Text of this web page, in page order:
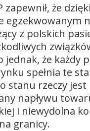
zapewnił, że dzięki
egzekwowanym
z polskich
jednak, że każdy
spełnia te
stanu rzeczy jest
napływu
i niewydolna
granicy.